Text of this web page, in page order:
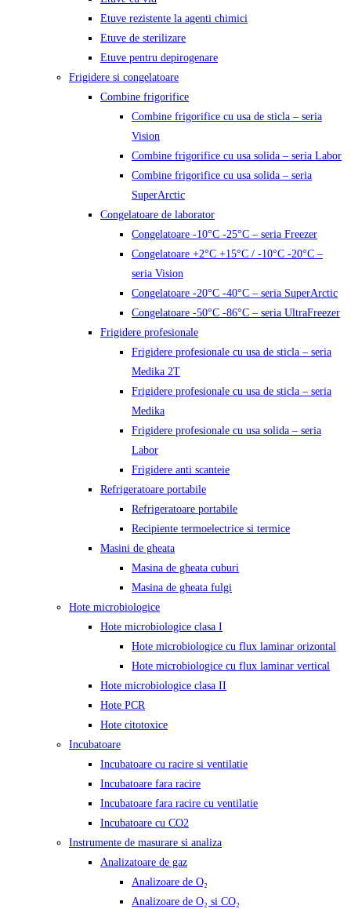
Etuve rezistente la agenti chimici
Etuve de sterilizare
Etuve pentru depirogenare
Frigidere si congelatoare
Combine frigorifice
Combine frigorifice cu usa de sticla – seria
Vision
Combine frigorifice cu usa solida – seria Labor
Combine frigorifice cu usa solida – seria
SuperArctic
Congelatoare de laborator
Congelatoare -10°C -25°C – seria Freezer
Congelatoare +2°C +15°C / -10°C -20°C –
seria Vision
Congelatoare -20°C -40°C – seria SuperArctic
Congelatoare -50°C -86°C – seria UltraFreezer
Frigidere profesionale
Frigidere profesionale cu usa de sticla – seria
Medika 2T
Frigidere profesionale cu usa de sticla – seria
Medika
Frigidere profesionale cu usa solida – seria
Labor
Frigidere anti scanteie
Refrigeratoare portabile
Refrigeratoare portabile
Recipiente termoelectrice si termice
Masini de gheata
Masina de gheata cuburi
Masina de gheata fulgi
Hote microbiologice
Hote microbiologice clasa I
Hote microbiologice cu flux laminar orizontal
Hote microbiologice cu flux laminar vertical
Hote microbiologice clasa II
Hote PCR
Hote citotoxice
Incubatoare
Incubatoare cu racire si ventilatie
Incubatoare fara racire
Incubatoare fara racire cu ventilatie
Incubatoare cu CO2
Instrumente de masurare si analiza
Analizatoare de gaz
Analizoare de O₂
Analizoare de O₂ si CO₂